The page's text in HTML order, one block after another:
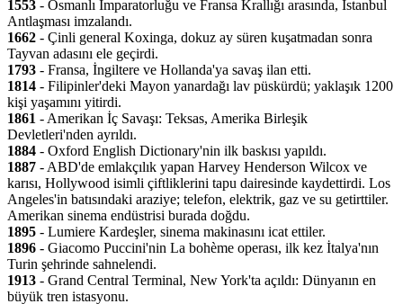
1553 - Osmanlı İmparatorluğu ve Fransa Krallığı arasında, İstanbul
Antlaşması imzalandı.
1662 - Çinli general Koxinga, dokuz ay süren kuşatmadan sonra
Tayvan adasını ele geçirdi.
1793 - Fransa, İngiltere ve Hollanda'ya savaş ilan etti.
1814 - Filipinler'deki Mayon yanardağı lav püskürdü; yaklaşık 1200
kişi yaşamını yitirdi.
1861 - Amerikan İç Savaşı: Teksas, Amerika Birleşik
Devletleri'nden ayrıldı.
1884 - Oxford English Dictionary'nin ilk baskısı yapıldı.
1887 - ABD'de emlakçılık yapan Harvey Henderson Wilcox ve
karısı, Hollywood isimli çiftliklerini tapu dairesinde kaydettirdi. Los
Angeles'in batısındaki araziye; telefon, elektrik, gaz ve su getirttiler.
Amerikan sinema endüstrisi burada doğdu.
1895 - Lumiere Kardeşler, sinema makinasını icat ettiler.
1896 - Giacomo Puccini'nin La bohème operası, ilk kez İtalya'nın
Turin şehrinde sahnelendi.
1913 - Grand Central Terminal, New York'ta açıldı: Dünyanın en
büyük tren istasyonu.